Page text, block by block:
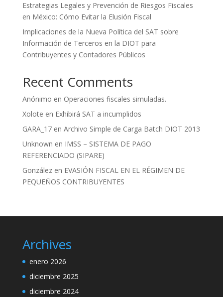
Estrategias Legales y Prevención de Riesgos Fiscales
en México: Cómo Evitar la Elusión Fiscal
Implicaciones de la Nueva Política del SAT sobre
Información de Terceros en la DIOT para
Contribuyentes y Contadores Públicos
Recent Comments
Anónimo en Operaciones fiscales simuladas.
Xolote en Exhibirá SAT a incumplidos
GARA_17en Archivo Simple de Carga Batch DIOT 2013
Unknown en IMSS – SISTEMA DE PAGO
REFERENCIADO (SIPARE)
Gonzálezen EVASIÓN FISCAL EN EL RÉGIMEN DE
PEQUEÑOS CONTRIBUYENTES
Archives
enero 2026
diciembre 2025
diciembre 2024